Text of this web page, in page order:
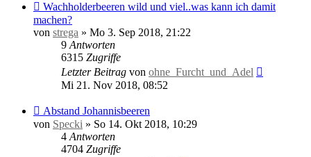
Wachholderbeeren wild und viel..was kann ich damit
machen?
von strega » Mo 3. Sep 2018, 21:22
9 Antworten
6315 Zugriffe
Letzter Beitrag von ohne_Furcht_und_Adel
Mi 21. Nov 2018, 08:52
Abstand Johannisbeeren
von Specki » So 14. Okt 2018, 10:29
4 Antworten
4704 Zugriffe